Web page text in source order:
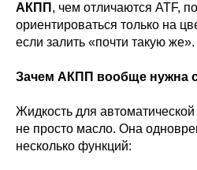
АКПП , чем отличаются ATF,
ориентироваться только на
если залить «почти такую же».
Зачем АКПП вообще нужна
Жидкость для
не просто масло. Она
несколько функций: